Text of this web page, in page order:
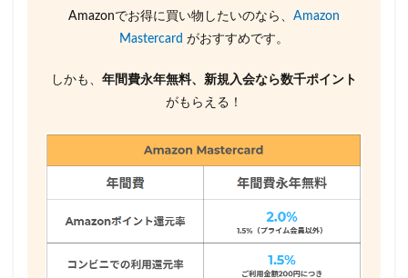
Amazonでお得に買い物したいのなら、 Amazon
Mastercard がおすすめです。
しかも、 年間費永年無料、新規入会なら数千ポイント
がもらえる！